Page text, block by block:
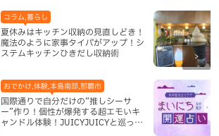
夏休みはキッチン収納の見直しどき！
魔法のように家事タイパがアップ！シ
ステムキッチンひきだし収納術
コラム,暮らし
国際通りで自分だけの“推しシーサ
ー”作り！個性が爆発する超エモいキ
ャンドル体験！JUICYJUICYと巡って
おでかけ,体験,本島南部,那覇市